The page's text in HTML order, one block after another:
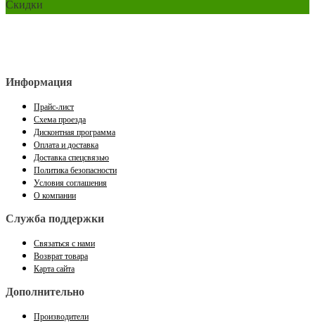
Скидки
Информация
Прайс-лист
Схема проезда
Дисконтная программа
Оплата и доставка
Доставка спецсвязью
Политика безопасности
Условия соглашения
О компании
Служба поддержки
Связаться с нами
Возврат товара
Карта сайта
Дополнительно
Производители